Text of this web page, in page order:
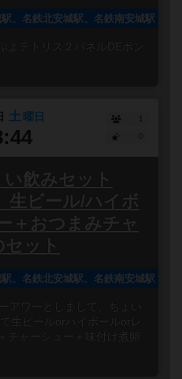
、名鉄北安城駅、名鉄南安城駅
よテトリス２パネルDEポン
土 曜日
1
い飲みセット
生ビール/ハイボ
＋おつまみチャ
ット
、名鉄北安城駅、名鉄南安城駅
アワーとしまして、ちょい
生ビールorハイボールorレ
チャーシュー＋味付け煮卵